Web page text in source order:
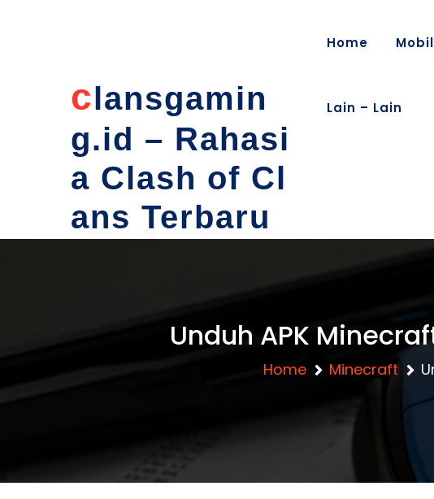
clansgamin
g.id – Rahasi
a Clash of Cl
ans Terbaru
Home
Lain – Lain
Unduh APK
Home Minecraft